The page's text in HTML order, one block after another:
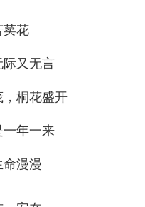
荬花
际又无言
桐花盛开
一年一来
漫漫